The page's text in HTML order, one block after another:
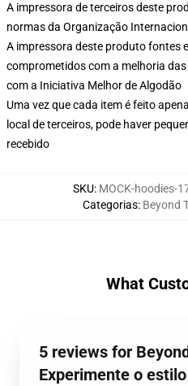
A impressora de terceiros deste
normas da Organização
A impressora deste produto fontes
comprometidos com a melhoria
com a Iniciativa Melhor de Algodão
Uma vez que cada item é feito
local de terceiros, pode haver
recebido
SKU: MOCK-hoodies-
Categorias: Beyond
What
5 reviews for
Experimente o